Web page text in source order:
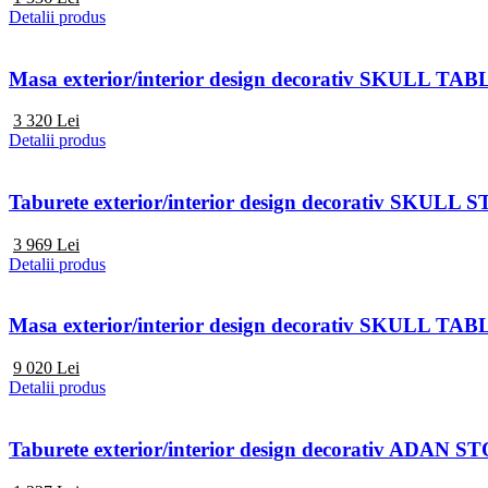
Detalii produs
Masa exterior/interior design decorativ SKULL
3 320 Lei
Detalii produs
Taburete exterior/interior design decorativ SKULL
3 969 Lei
Detalii produs
Masa exterior/interior design decorativ SKULL
9 020 Lei
Detalii produs
Taburete exterior/interior design decorativ ADAN